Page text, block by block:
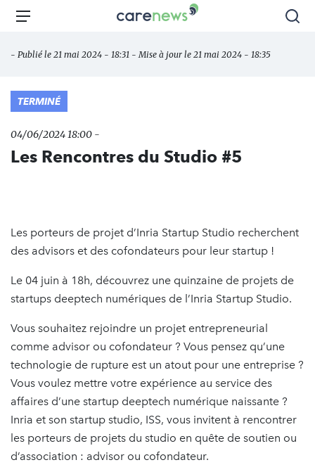
Aller
principal
Carenews,
des
Menu
- Publié le 21 mai 2024 - 18:31 - Mise à jour le 21 mai 2024 - 18:35
TERMINÉ
04/06/2024 18:00 -
Les Rencontres du Studio #5
Les porteurs de projet d’Inria Startup Studio recherchent
des advisors et des cofondateurs pour leur startup !
Le 04 juin à 18h, découvrez une quinzaine de projets de
startups deeptech numériques de l’Inria Startup Studio.
Vous souhaitez rejoindre un projet entrepreneurial
comme advisor ou cofondateur ? Vous pensez qu’une
technologie de rupture est un atout pour une entreprise ?
Vous voulez mettre votre expérience au service des
affaires d’une startup deeptech numérique naissante ?
Inria et son startup studio, ISS, vous invitent à rencontrer
les porteurs de projets du studio en quête de soutien ou
d’association : advisor ou cofondateur.